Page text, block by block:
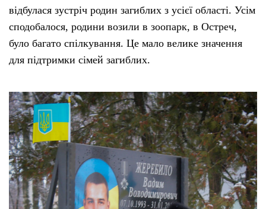
відбулася зустріч родин загиблих з усієї області. Усім
сподобалося, родини возили в зоопарк, в Остреч,
було багато спілкування. Це мало велике значення
для підтримки сімей загиблих.